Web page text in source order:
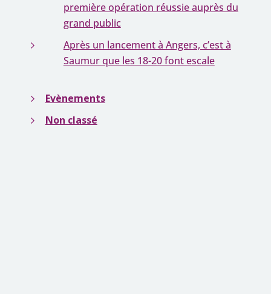
première opération réussie auprès du
grand public
Après un lancement à Angers, c’est à
Saumur que les 18-20 font escale
Evènements
Non classé